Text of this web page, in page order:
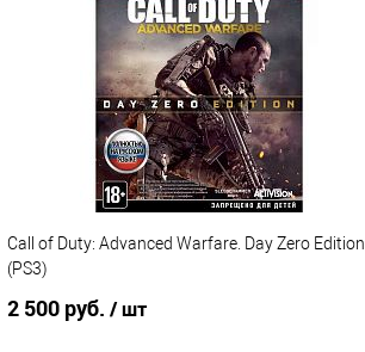
Call of Duty: Advanced Warfare. Day Zero Edition
(PS3)
2 500 руб. / шт